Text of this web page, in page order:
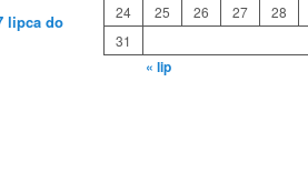
lipca do
24
25 26 27 28
31
« lip